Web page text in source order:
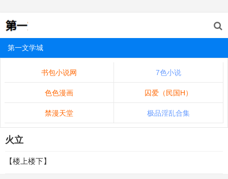
第一文学城
书包小说网 7色小说
色色漫画 囚爱（民国H）
禁漫天堂 极品淫乱合集
火立
【楼上楼下】